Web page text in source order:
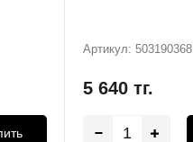
Артикул: 503190368
5 640 тг.